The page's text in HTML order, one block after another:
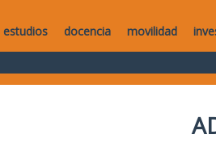
estudios docencia movilidad